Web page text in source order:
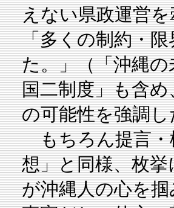
えない県政運営
「多くの制約・
た。」（「沖縄の
国二制度」も含
の可能性を強調し
もちろん提言・
想」と同様、枚
が沖縄人の心を